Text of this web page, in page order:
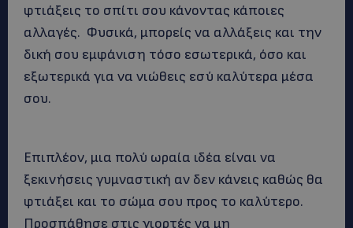
φτιάξεις το σπίτι σου κάνοντας κάποιες
αλλαγές. Φυσικά, μπορείς να αλλάξεις και την
δική σου εμφάνιση τόσο εσωτερικά, όσο και
εξωτερικά για να νιώθεις εσύ καλύτερα μέσα
σου.
Επιπλέον, μια πολύ ωραία ιδέα είναι να
ξεκινήσεις γυμναστική αν δεν κάνεις καθώς θα
φτιάξει και το σώμα σου προς το καλύτερο.
Προσπάθησε στις γιορτές να μη